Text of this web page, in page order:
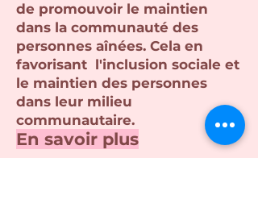
de promouvoir le maintien
dans la communauté des
personnes aînées. Cela en
favorisant l'inclusion sociale et
le maintien des personnes
dans leur milieu
communautaire.
En savoir plus